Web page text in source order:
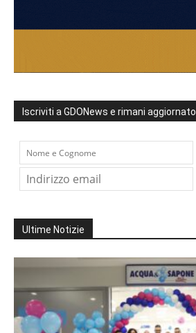
Iscriviti a GDONews e rimani aggiornato
Ultime Notizie